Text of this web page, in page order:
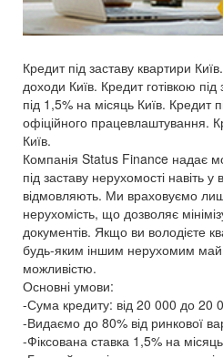
Кредит під заставу квартири
доходи Київ. Кредит готівкою
під 1,5% на місяць Київ. Кредит
офіційного працевлаштування.
Київ.
Компанія Status Finance надає
під заставу нерухомості навіть
відмовляють. Ми враховуємо
нерухомість, що дозволяє
документів. Якщо ви володієте
будь-яким іншим нерухомим
можливістю.
Основні умови:
-Сума кредиту: від 20 000 до 20
-Видаємо до 80% від ринкової
-Фіксована ставка 1,5% на місяць